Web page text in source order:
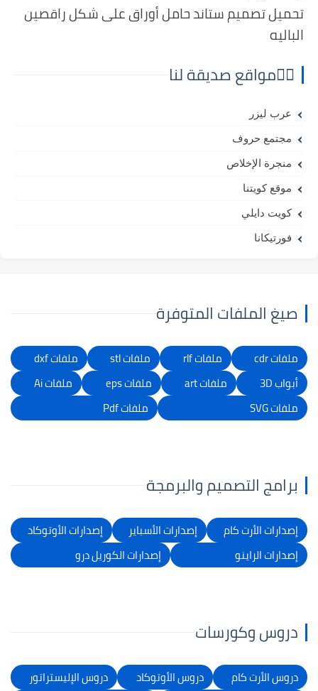
تحميل تصميم ستاند حامل أوراق على شكل راقصين
الباليه
⛓️‍💥مواقع صديقة لنا
عرب ليزر
مجتمع حروف
منجرة الإخلاص
موقع كويتنا
كويت دايلي
فورتيكانا
صيغ الملفات المتوفرة
ملفات cdr ملفات rlf ملفات stl
ملفات dxf
أبواب 3D
ملفات art ملفات eps
ملفات Ai
ملفات SVG
ملفات Pdf
برامج التصميم والبرمجة
إصدارات الأرت كام إصدارات الأسباير
إصدارات الأوتوكاد
إصدارات الراينو
إصدارات الكوريل درو
دروس وكورسات
دروس الأرت كام دروس الأوتوكاد
دروس الإليستراتور